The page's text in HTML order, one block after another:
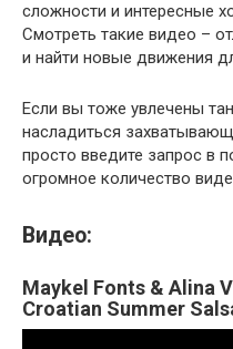
сложности и интересные
Смотреть такие видео –
и найти новые движения
Если вы тоже увлечены
насладиться
просто введите запрос в
огромное количество
Видео:
Maykel Fonts & Alina
Croatian Summer